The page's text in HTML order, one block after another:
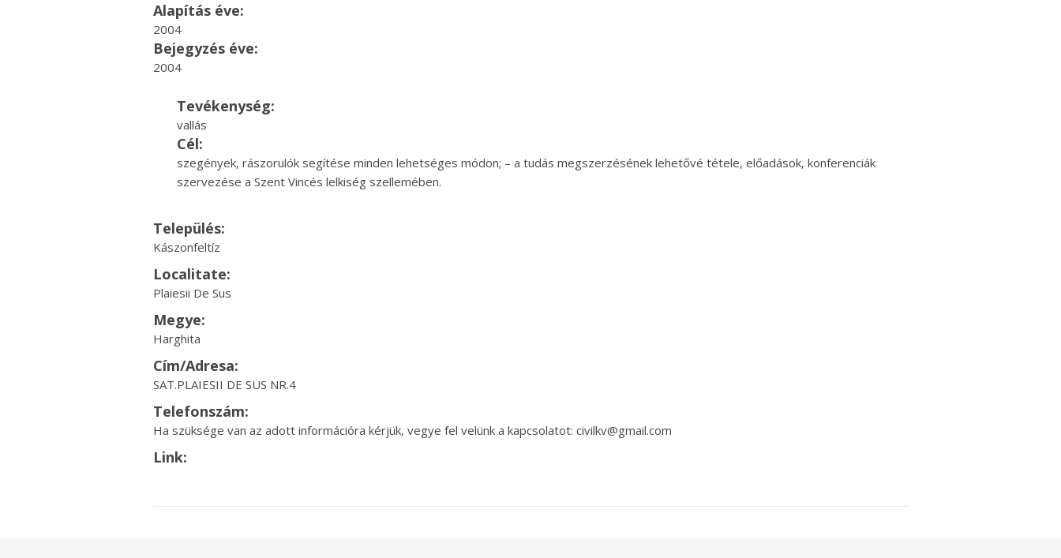
Alapítás éve:
2004
Bejegyzés éve:
2004
Tevékenység:
vallás
Cél:
szegények, rászorulók segítése minden lehetséges módon; – a tudás megszerzésének lehetővé tétele, előadások, konferenciák
szervezése a Szent Vincés lelkiség szellemében.
Település:
Kászonfeltíz
Localitate:
Plaiesii De Sus
Megye:
Harghita
Cím/Adresa:
SAT.PLAIESII DE SUS NR.4
Telefonszám:
Ha szüksége van az adott információra kérjük, vegye fel velünk a kapcsolatot: civilkv@gmail.com
Link: